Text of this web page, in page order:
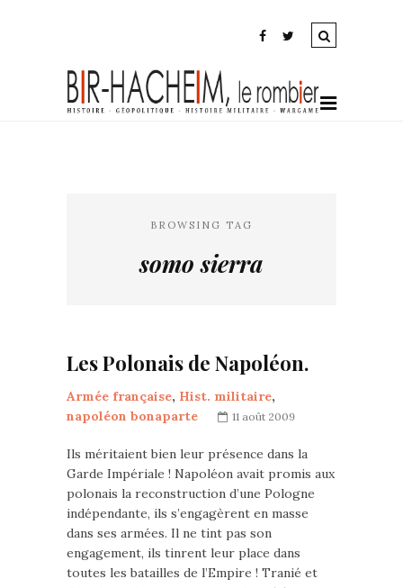
BROWSING TAG
somo sierra
Les Polonais de Napoléon.
Armée française, Hist. militaire,
napoléon bonaparte
11 août 2009
Ils méritaient bien leur présence dans la
Garde Impériale ! Napoléon avait promis aux
polonais la reconstruction d’une Pologne
indépendante, ils s’engagèrent en masse
dans ses armées. Il ne tint pas son
engagement, ils tinrent leur place dans
toutes les batailles de l’Empire ! Tranié et